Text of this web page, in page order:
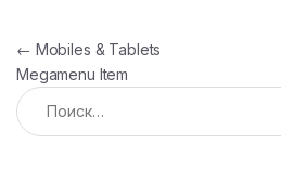
Навигация по записям
← Mobiles & Tablets
Megamenu Item
Найти: